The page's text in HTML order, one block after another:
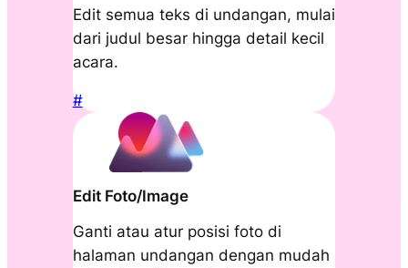
Edit semua teks di undangan, mulai
dari judul besar hingga detail kecil
acara.
#
Edit Foto/Image
Ganti atau atur posisi foto di
halaman undangan dengan mudah